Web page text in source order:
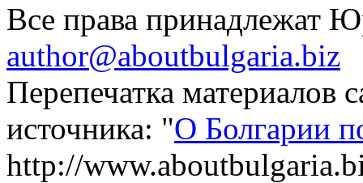
Все права принадлежат
author@aboutbulgaria.biz
Перепечатка материалов
источника: "О Болгарии
http://